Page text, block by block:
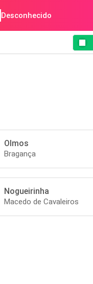
Desconhecido
Olmos
Bragança
Nogueirinha
Macedo de Cavaleiros